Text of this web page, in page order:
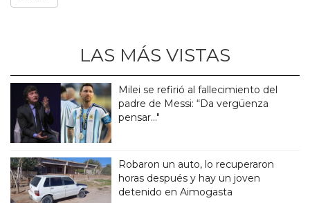
LAS MÁS VISTAS
Milei se refirió al fallecimiento del
padre de Messi: “Da vergüenza
pensar..."
Robaron un auto, lo recuperaron
horas después y hay un joven
detenido en Aimogasta